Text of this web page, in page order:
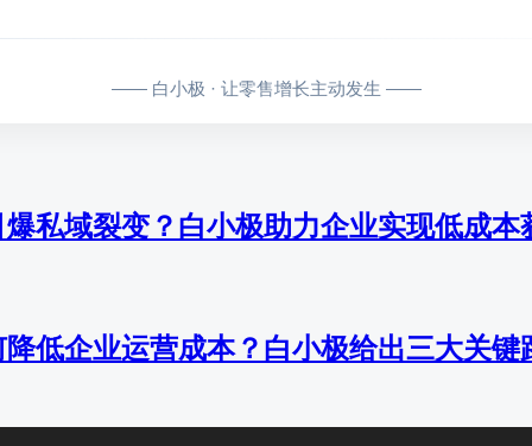
—— 白小极 · 让零售增长主动发生 ——
私域裂变？白小极助力企业实现低成本
低企业运营成本？白小极给出三大关键